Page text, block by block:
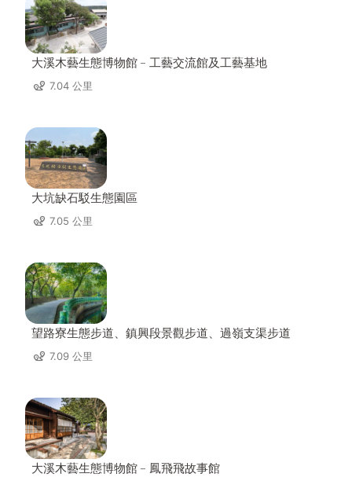
大溪木藝生態博物館﹣工藝交流館及工藝基地
7.04 公里
大坑缺石駁生態園區
7.05 公里
望路寮生態步道、鎮興段景觀步道、過嶺支渠步道
7.09 公里
大溪木藝生態博物館﹣鳳飛飛故事館